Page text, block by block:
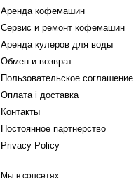
Аренда кофемашин
Сервис и ремонт кофемашин
Аренда кулеров для воды
Обмен и возврат
Пользовательское соглашение
Оплата і доставка
Контакты
Постоянное партнерство
Privacy Policy
Мы в соцсетях